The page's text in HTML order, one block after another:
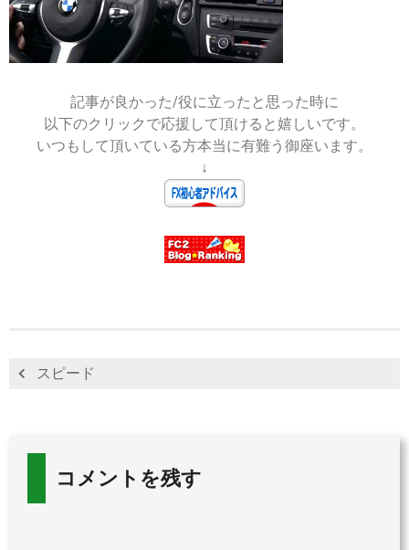
16
記事が良かった/役に立ったと思った時に
以下のクリックで応援して頂けると嬉しいです。
いつもして頂いている方本当に有難う御座います。
↓
スピード
コメントを残す